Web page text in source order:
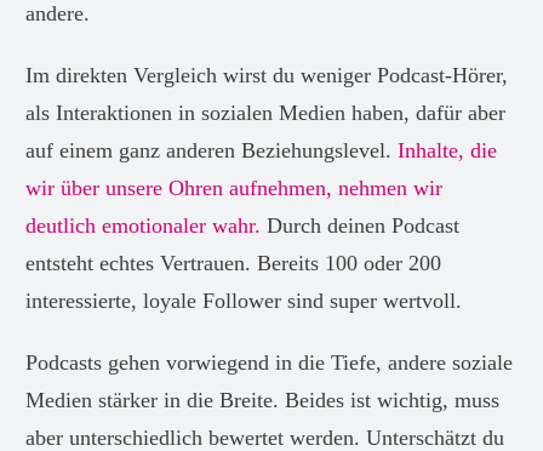
andere.
Im direkten Vergleich wirst du weniger Podcast-Hörer,
als Interaktionen in sozialen Medien haben, dafür aber
auf einem ganz anderen Beziehungslevel. Inhalte, die
wir über unsere Ohren aufnehmen, nehmen wir
deutlich emotionaler wahr. Durch deinen Podcast
entsteht echtes Vertrauen. Bereits 100 oder 200
interessierte, loyale Follower sind super wertvoll.
Podcasts gehen vorwiegend in die Tiefe, andere soziale
Medien stärker in die Breite. Beides ist wichtig, muss
aber unterschiedlich bewertet werden. Unterschätzt du